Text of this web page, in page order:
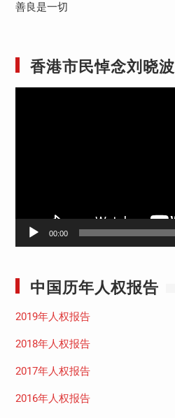
善良是一切
香港市民悼念刘晓波
00:00
中国历年人权报告
2019年人权报告
2018年人权报告
2017年人权报告
2016年人权报告